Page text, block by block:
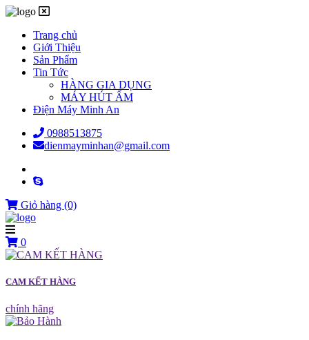
Trang chủ
Giới Thiệu
Sản Phẩm
Tin Tức
HÀNG GIA DỤNG
MÁY HÚT ẨM
Điện Máy Minh An
0988513875
dienmayminhan@gmail.com
Giỏ hàng (0)
0
CAM KẾT HÀNG
chính hãng